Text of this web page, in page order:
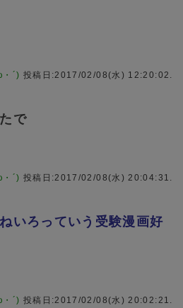
´) 投稿日:2017/02/08(水) 12:20:02.
で
´) 投稿日:2017/02/08(水) 20:04:31.
いろっていう受験漫画好
´) 投稿日:2017/02/08(水) 20:02:21.